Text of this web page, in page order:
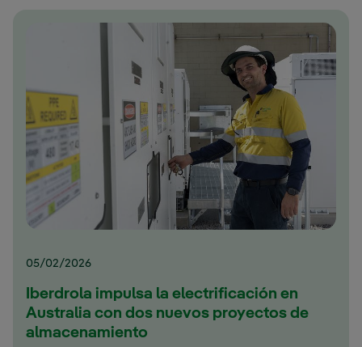
05/02/2026
Iberdrola impulsa la electrificación en
Australia con dos nuevos proyectos de
almacenamiento